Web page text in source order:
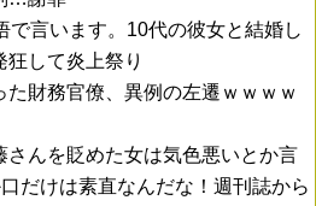
で言います。10代の彼女と結婚し
して炎上祭り
た財務官僚、異例の左遷ｗｗｗｗ
んを貶めた女は気色悪いとか言
だけは素直なんだな！週刊誌から